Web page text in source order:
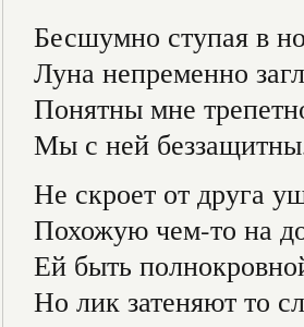
Бесшумно ступая в
Луна непременно
Понятны мне
Мы с ней
Не скроет от друга
Похожую чем-то на
Ей быть
Но лик затеняют то